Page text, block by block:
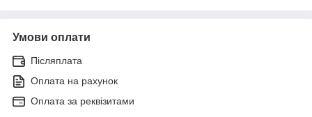
Умови оплати
Післяплата
Оплата на рахунок
Оплата за реквізитами